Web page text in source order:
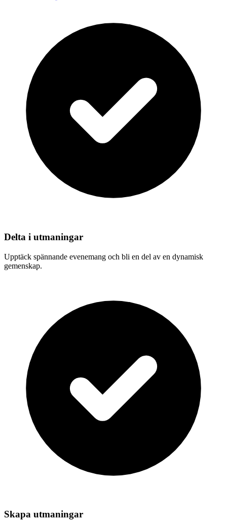
Delta i utmaningar
Upptäck spännande evenemang och bli en del av en dynamisk
gemenskap.
Skapa utmaningar